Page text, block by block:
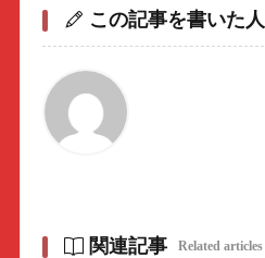
この記事を書いた人
関連記事 Related articles